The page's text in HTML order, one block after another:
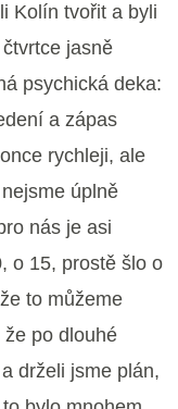
Kolín tvořit a byli
jasně
psychická deka:
a zápas
rychleji, ale
úplně
nás je asi
o 15, prostě šlo o
to můžeme
po dlouhé
drželi jsme plán,